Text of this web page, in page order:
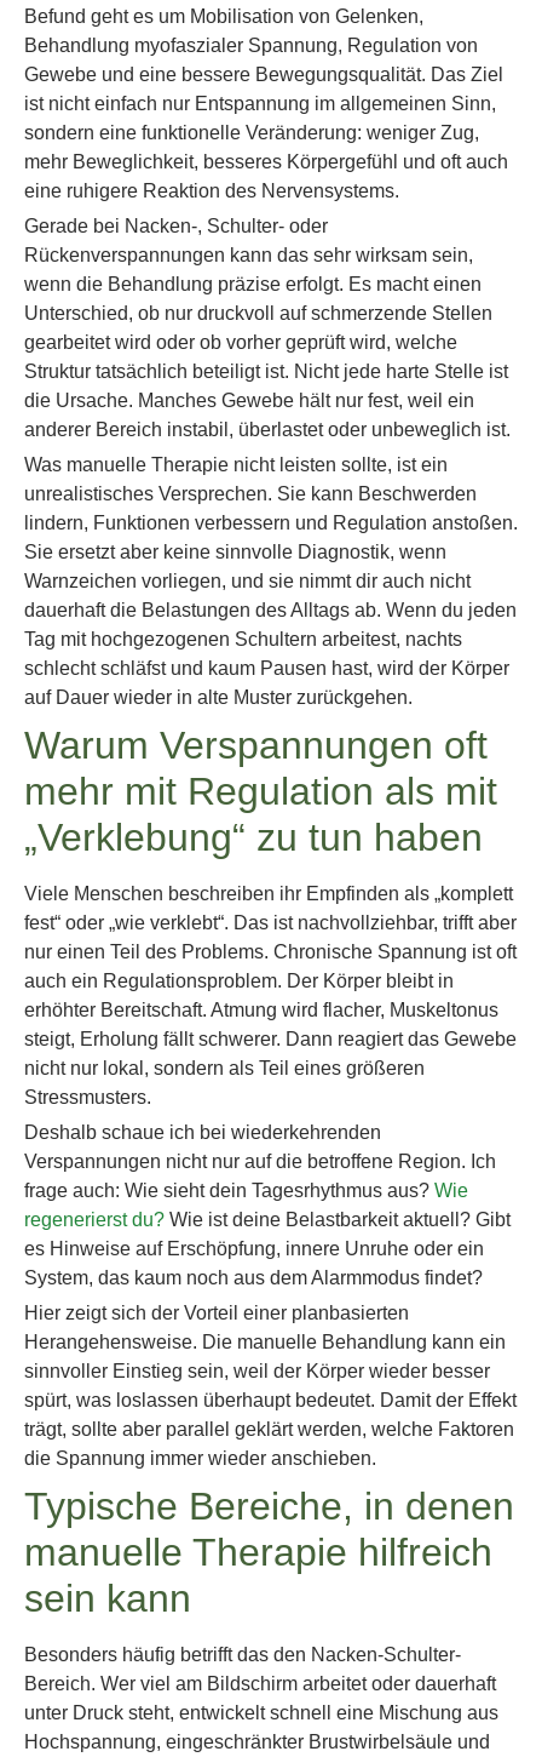
Befund geht es um Mobilisation von Gelenken,
Behandlung myofaszialer Spannung, Regulation von
Gewebe und eine bessere Bewegungsqualität. Das Ziel
ist nicht einfach nur Entspannung im allgemeinen Sinn,
sondern eine funktionelle Veränderung: weniger Zug,
mehr Beweglichkeit, besseres Körpergefühl und oft auch
eine ruhigere Reaktion des Nervensystems.
Gerade bei Nacken-, Schulter- oder
Rückenverspannungen kann das sehr wirksam sein,
wenn die Behandlung präzise erfolgt. Es macht einen
Unterschied, ob nur druckvoll auf schmerzende Stellen
gearbeitet wird oder ob vorher geprüft wird, welche
Struktur tatsächlich beteiligt ist. Nicht jede harte Stelle ist
die Ursache. Manches Gewebe hält nur fest, weil ein
anderer Bereich instabil, überlastet oder unbeweglich ist.
Was manuelle Therapie nicht leisten sollte, ist ein
unrealistisches Versprechen. Sie kann Beschwerden
lindern, Funktionen verbessern und Regulation anstoßen.
Sie ersetzt aber keine sinnvolle Diagnostik, wenn
Warnzeichen vorliegen, und sie nimmt dir auch nicht
dauerhaft die Belastungen des Alltags ab. Wenn du jeden
Tag mit hochgezogenen Schultern arbeitest, nachts
schlecht schläfst und kaum Pausen hast, wird der Körper
auf Dauer wieder in alte Muster zurückgehen.
Warum Verspannungen oft
mehr mit Regulation als mit
„Verklebung“ zu tun haben
Viele Menschen beschreiben ihr Empfinden als „komplett
fest“ oder „wie verklebt“. Das ist nachvollziehbar, trifft aber
nur einen Teil des Problems. Chronische Spannung ist oft
auch ein Regulationsproblem. Der Körper bleibt in
erhöhter Bereitschaft. Atmung wird flacher, Muskeltonus
steigt, Erholung fällt schwerer. Dann reagiert das Gewebe
nicht nur lokal, sondern als Teil eines größeren
Stressmusters.
Deshalb schaue ich bei wiederkehrenden
Verspannungen nicht nur auf die betroffene Region. Ich
frage auch: Wie sieht dein Tagesrhythmus aus? Wie
regenerierst du? Wie ist deine Belastbarkeit aktuell? Gibt
es Hinweise auf Erschöpfung, innere Unruhe oder ein
System, das kaum noch aus dem Alarmmodus findet?
Hier zeigt sich der Vorteil einer planbasierten
Herangehensweise. Die manuelle Behandlung kann ein
sinnvoller Einstieg sein, weil der Körper wieder besser
spürt, was loslassen überhaupt bedeutet. Damit der Effekt
trägt, sollte aber parallel geklärt werden, welche Faktoren
die Spannung immer wieder anschieben.
Typische Bereiche, in denen
manuelle Therapie hilfreich
sein kann
Besonders häufig betrifft das den Nacken-Schulter-
Bereich. Wer viel am Bildschirm arbeitet oder dauerhaft
unter Druck steht, entwickelt schnell eine Mischung aus
Hochspannung, eingeschränkter Brustwirbelsäule und